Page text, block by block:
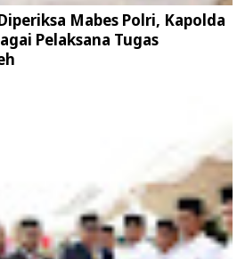
Mabes Polri, Kapolda
Pelaksana Tugas